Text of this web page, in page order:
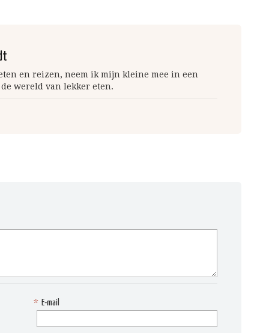
en reizen, neem ik mijn kleine mee in een
wereld van lekker eten.
E-mail
*